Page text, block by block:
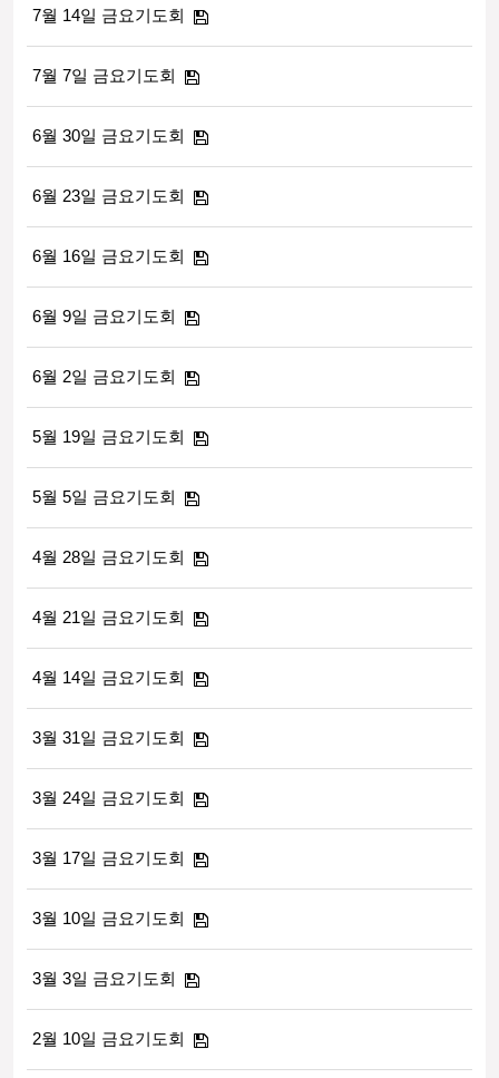
7월 14일 금요기도회
7월 7일 금요기도회
6월 30일 금요기도회
6월 23일 금요기도회
6월 16일 금요기도회
6월 9일 금요기도회
6월 2일 금요기도회
5월 19일 금요기도회
5월 5일 금요기도회
4월 28일 금요기도회
4월 21일 금요기도회
4월 14일 금요기도회
3월 31일 금요기도회
3월 24일 금요기도회
3월 17일 금요기도회
3월 10일 금요기도회
3월 3일 금요기도회
2월 10일 금요기도회